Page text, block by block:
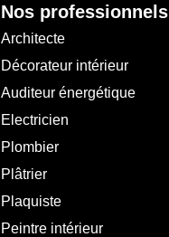
Nos professionnels
Architecte
Décorateur intérieur
Auditeur énergétique
Electricien
Plombier
Plâtrier
Plaquiste
Peintre intérieur